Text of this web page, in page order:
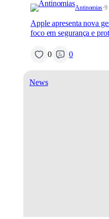
Antinomias·9
Apple apresenta nova
foco em segurança e
0 0
News